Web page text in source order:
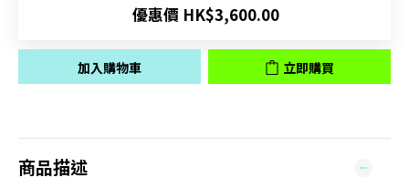
優惠價 HK$3,600.00
加入購物車 立即購買
商品描述